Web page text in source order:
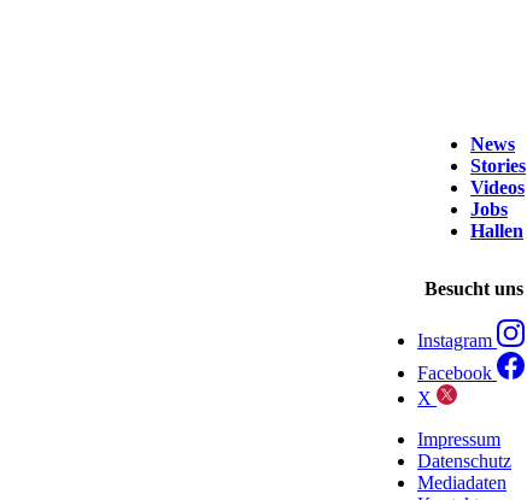
News
Stories
Videos
Jobs
Hallen
Besucht uns
Instagram
Facebook
X
Impressum
Datenschutz
Mediadaten